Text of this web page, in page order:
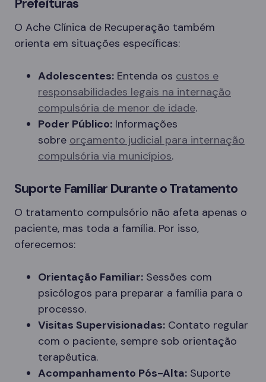
O Ache Clínica de Recuperação também
orienta em situações específicas:
Adolescentes: Entenda os custos e
responsabilidades legais na internação
compulsória de menor de idade.
Poder Público: Informações
sobre orçamento judicial para internação
compulsória via municípios.
Suporte Familiar Durante o Tratamento
O tratamento compulsório não afeta apenas o
paciente, mas toda a família. Por isso,
oferecemos:
Orientação Familiar: Sessões com
psicólogos para preparar a família para o
processo.
Visitas Supervisionadas: Contato regular
com o paciente, sempre sob orientação
terapêutica.
Acompanhamento Pós-Alta: Suporte